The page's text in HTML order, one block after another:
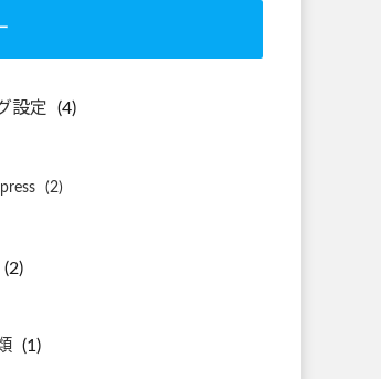
設定 (4)
(2)
(2)
(1)